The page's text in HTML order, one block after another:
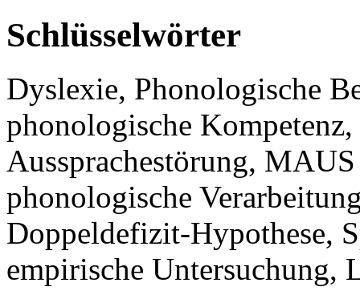
Schlüsselwörter
Dyslexie, Phonologische
phonologische
Aussprachestörung,
phonologische
Doppeldefizit-Hypothese,
empirische Untersuchung,